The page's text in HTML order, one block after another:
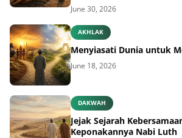
June 30, 2026
AKHLAK
Menyiasati Dunia untuk
June 18, 2026
DAKWAH
Jejak Sejarah
Keponakannya Nabi Luth